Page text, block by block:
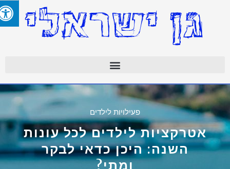
פעילויות לילדים
אטרקציות לילדים לכל עונות
השנה: היכן כדאי לבקר
ומתי?